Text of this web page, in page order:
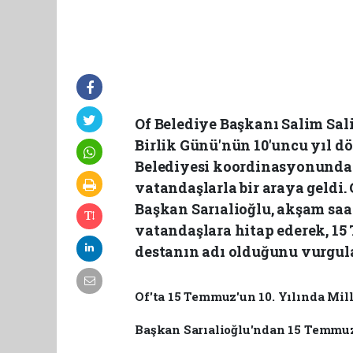
Of Belediye Başkanı Salim
Birlik Günü'nün 10'uncu yıl
Belediyesi
vatandaşlarla bir araya
Başkan Sarıalioğlu, akşam
vatandaşlara hitap ederek,
destanın adı olduğunu
Of'ta 15 Temmuz'un 10. Yılında
Başkan Sarıalioğlu'ndan 15